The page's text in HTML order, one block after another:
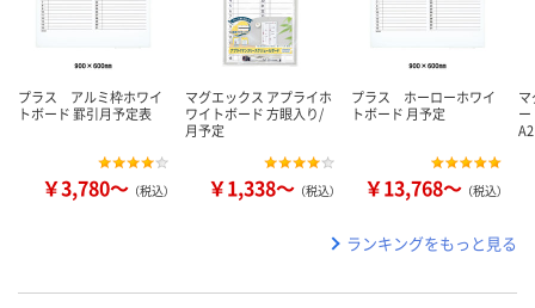
プラス アルミ枠ホワイ
トボード 罫引月予定表
￥3,780～ （税込）
マグエックス アプライホ
ワイトボード 方眼入り/
月予定
￥1,338～ （税込）
プラス ホーローホワイ
トボード 月予定
￥13,768～ （税込）
ランキングをもっと見る